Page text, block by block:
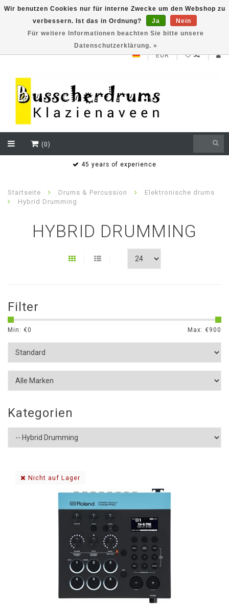
NEW ROLAND V71 series testklaar
EUR
(0)
45 years of experience
Startseite Drums & Percussion
Elektronische drums
Hybrid Drumming
HYBRID DRUMMING
Filter
Min: €0 Max: €900
Kategorien
Nicht auf Lager
Wir benutzen Cookies nur für interne Zwecke um den Webshop zu
verbessern. Ist das in Ordnung?
Ja
Nein
Für weitere Informationen beachten Sie bitte unsere
Datenschutzerklärung. »